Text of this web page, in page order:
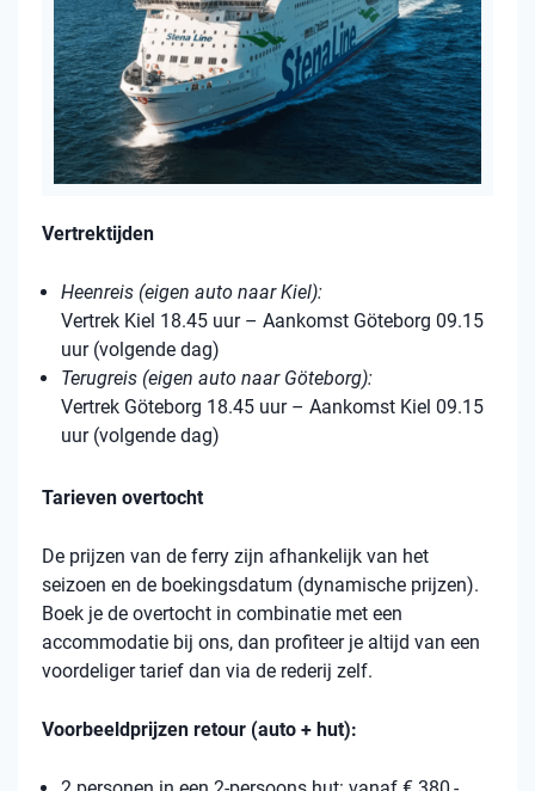
Vertrektijden
Heenreis (eigen auto naar Kiel):
Vertrek Kiel 18.45 uur – Aankomst Göteborg 09.15
uur (volgende dag)
Terugreis (eigen auto naar Göteborg):
Vertrek Göteborg 18.45 uur – Aankomst Kiel 09.15
uur (volgende dag)
Tarieven overtocht
De prijzen van de ferry zijn afhankelijk van het
seizoen en de boekingsdatum (dynamische prijzen).
Boek je de overtocht in combinatie met een
accommodatie bij ons, dan profiteer je altijd van een
voordeliger tarief dan via de rederij zelf.
Voorbeeldprijzen retour (auto + hut):